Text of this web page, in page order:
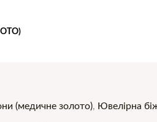
(медичне золото), Ювелірна